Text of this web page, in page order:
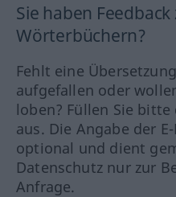
Sie haben
Wörterbüchern?
Fehlt eine
aufgefallen oder
loben? Füllen Sie bitte
aus. Die Angabe der
optional und dient
Datenschutz nur zur
Anfrage.